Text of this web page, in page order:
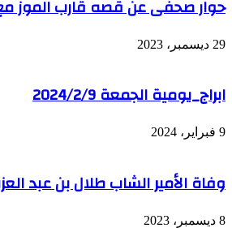
حوار صحفى عن قصه قارب الموز مع
29 ديسمبر، 2023
ابراج_يومية الجمعة 2024/2/9
9 فبراير، 2024
وفاة الأمير الشاب طلال بن عبد
8 ديسمبر، 2023